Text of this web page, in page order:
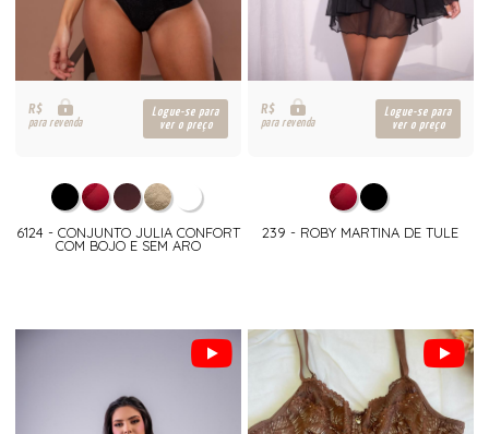
R$
para revenda
Logue-se para
ver o preço
6124 - CONJUNTO JULIA CONFORT
COM BOJO E SEM ARO
R$
para revenda
Logue-se para
ver o preço
239 - ROBY MARTINA DE TULE